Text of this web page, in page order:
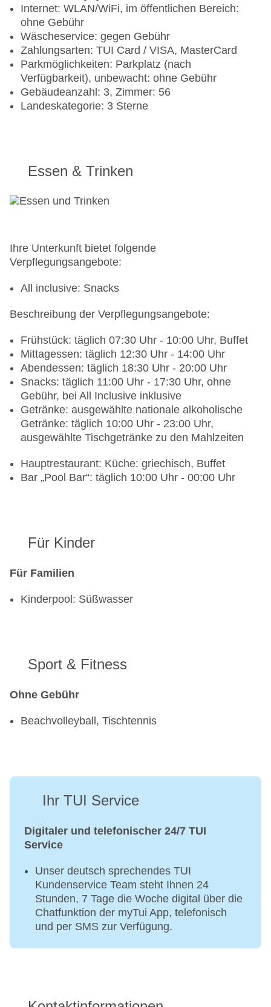
Internet: WLAN/WiFi, im öffentlichen Bereich:
ohne Gebühr
Wäscheservice: gegen Gebühr
Zahlungsarten: TUI Card / VISA, MasterCard
Parkmöglichkeiten: Parkplatz (nach
Verfügbarkeit), unbewacht: ohne Gebühr
Gebäudeanzahl: 3, Zimmer: 56
Landeskategorie: 3 Sterne
Essen & Trinken
Ihre Unterkunft bietet folgende
Verpflegungsangebote:
All inclusive: Snacks
Beschreibung der Verpflegungsangebote:
Frühstück: täglich 07:30 Uhr - 10:00 Uhr, Buffet
Mittagessen: täglich 12:30 Uhr - 14:00 Uhr
Abendessen: täglich 18:30 Uhr - 20:00 Uhr
Snacks: täglich 11:00 Uhr - 17:30 Uhr, ohne
Gebühr, bei All Inclusive inklusive
Getränke: ausgewählte nationale alkoholische
Getränke: täglich 10:00 Uhr - 23:00 Uhr,
ausgewählte Tischgetränke zu den Mahlzeiten
Hauptrestaurant: Küche: griechisch, Buffet
Bar „Pool Bar“: täglich 10:00 Uhr - 00:00 Uhr
Für Kinder
Für Familien
Kinderpool: Süßwasser
Sport & Fitness
Ohne Gebühr
Beachvolleyball, Tischtennis
Ihr TUI Service
Digitaler und telefonischer 24/7 TUI
Service
Unser deutsch sprechendes TUI
Kundenservice Team steht Ihnen 24
Stunden, 7 Tage die Woche digital über die
Chatfunktion der myTui App, telefonisch
und per SMS zur Verfügung.